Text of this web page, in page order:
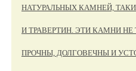
НАТУРАЛЬНЫХ КАМНЕЙ,
И ТРАВЕРТИН. ЭТИ КАМНИ НЕ
ПРОЧНЫ, ДОЛГОВЕЧНЫ И